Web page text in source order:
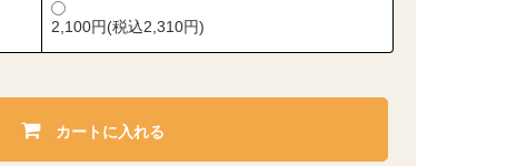
2,100円(税込2,310円)
カートに入れる